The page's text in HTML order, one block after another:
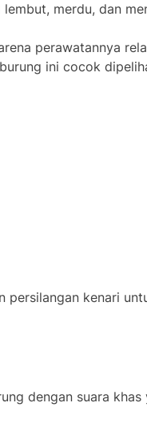
merdu, dan
perawatannya
ini cocok
persilangan kenari
dengan suara